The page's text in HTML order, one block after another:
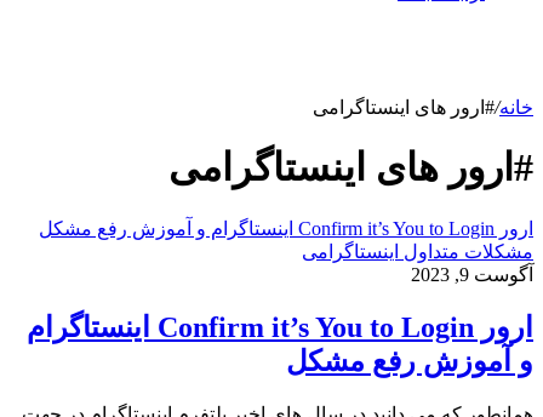
خانه/#ارور های اینستاگرامی
#ارور های اینستاگرامی
ارور Confirm it’s You to Login اینستاگرام و آموزش رفع مشکل
مشکلات متداول اینستاگرامی
آگوست 9, 2023
ارور Confirm it’s You to Login اینستاگرام
و آموزش رفع مشکل